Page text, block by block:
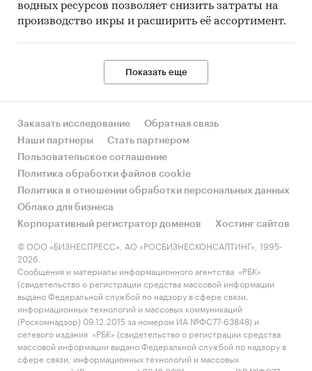
водных ресурсов позволяет снизить затраты на
производство икры и расширить её ассортимент.
Показать еще
Заказать исследование
Обратная связь
Наши партнеры
Стать партнером
Пользовательское соглашение
Политика обработки файлов cookie
Политика в отношении обработки персональных данных
Облако для бизнеса
Корпоративный регистратор доменов
Хостинг сайтов
© ООО «БИЗНЕСПРЕСС», АО «РОСБИЗНЕСКОНСАЛТИНГ», 1995-
2026.
Сообщения и материалы информационного агентства «РБК»
(свидетельство о регистрации средства массовой информации
выдано Федеральной службой по надзору в сфере связи,
информационных технологий и массовых коммуникаций
(Роскомнадзор) 09.12.2015 за номером ИА №ФС77-63848) и
сетевого издания «РБК» (свидетельство о регистрации средства
массовой информации выдано Федеральной службой по надзору в
сфере связи, информационных технологий и массовых